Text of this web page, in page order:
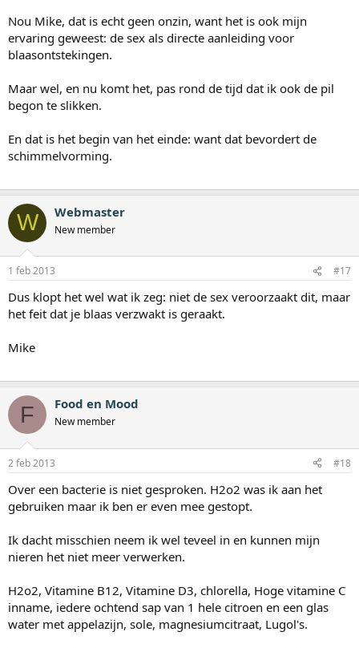
Nou Mike, dat is echt geen onzin, want het is ook mijn
ervaring geweest: de sex als directe aanleiding voor
blaasontstekingen.
Maar wel, en nu komt het, pas rond de tijd dat ik ook de pil
begon te slikken.
En dat is het begin van het einde: want dat bevordert de
schimmelvorming.
W Webmaster
New member
1 feb 2013 #17
Dus klopt het wel wat ik zeg: niet de sex veroorzaakt dit, maar
het feit dat je blaas verzwakt is geraakt.
Mike
F Food en Mood
New member
2 feb 2013 #18
Over een bacterie is niet gesproken. H2o2 was ik aan het
gebruiken maar ik ben er even mee gestopt.
Ik dacht misschien neem ik wel teveel in en kunnen mijn
nieren het niet meer verwerken.
H2o2, Vitamine B12, Vitamine D3, chlorella, Hoge vitamine C
inname, iedere ochtend sap van 1 hele citroen en een glas
water met appelazijn, sole, magnesiumcitraat, Lugol's.